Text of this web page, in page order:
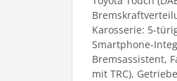
Karosserie: 5-
Smartphone-
Bremsassistent,
mit TRC),